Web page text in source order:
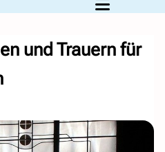
und Trauern für